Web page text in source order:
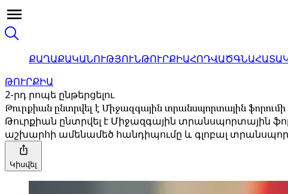
ՔԱՂԱՔԱԿԱՆՈՒԹՅՈՒՆԹՈՒՐՔԻԱՀՈԴՎԱԾ
ԹՈՒՐՔԻԱ
2-րդ րոպե ընթերցելու
Թուրքիան ընտրվել է Միջազգային տրանսպորտային
Թուրքիան ընտրվել է Միջազգային տրանսպորտային
աշխարհի ամենամեծ հանդիպումը և գլոբալ
Կիսվել